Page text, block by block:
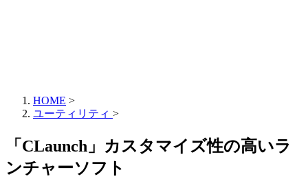
HOME >
ユーティリティ >
「CLaunch」カスタマイズ性の高いラ
ンチャーソフト